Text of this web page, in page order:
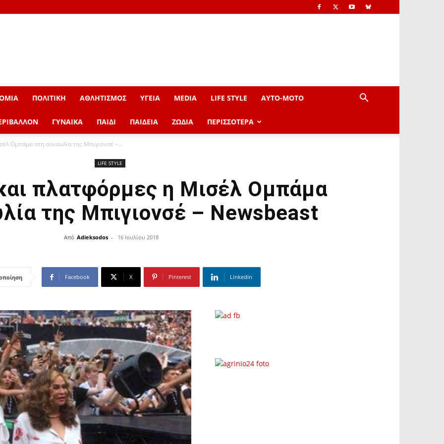
ΠΟΛΙΤΙΚΗ ΑΘΛΗΤΙΣΜΟΣ ΥΓΕΙΑ MEDIA LIFE STYLE AYTO-ΜOTO
ΓΥΝΑΙΚΑ ΠΑΙΔΙ ΠΑΙΔΕΙΑ ΖΩΔΙΑ ΠΕΡΙΣΣΟΤΕΡΑ
Ομπάμα στη συναυλία της Μπιγιονσέ –...
LIFE STYLE
πλατφόρμες η Μισέλ Ομπάμα
της Μπιγιονσέ – Newsbeast
Από Adieksodos - 16 Ιουλίου 2018
Facebook X Pinterest Linkedin